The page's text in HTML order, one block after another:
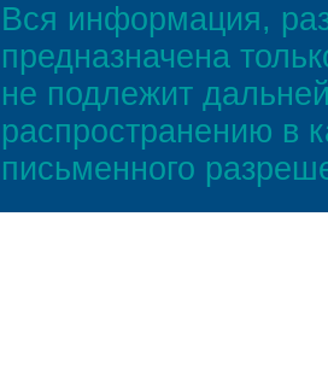
Вся информация,
предназначена
не подлежит
распространению в
письменного